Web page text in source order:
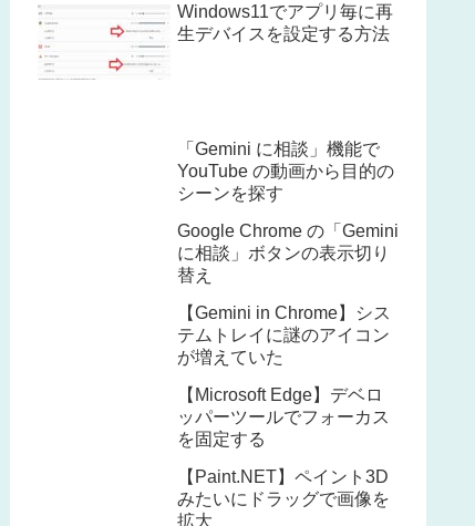
Windows11でアプリ毎に再
生デバイスを設定する方法
「Gemini に相談」機能で
YouTube の動画から目的の
シーンを探す
Google Chrome の「Gemini
に相談」ボタンの表示切り
替え
【Gemini in Chrome】シス
テムトレイに謎のアイコン
が増えていた
【Microsoft Edge】デベロ
ッパーツールでフォーカス
を固定する
【Paint.NET】ペイント3D
みたいにドラッグで画像を
拡大